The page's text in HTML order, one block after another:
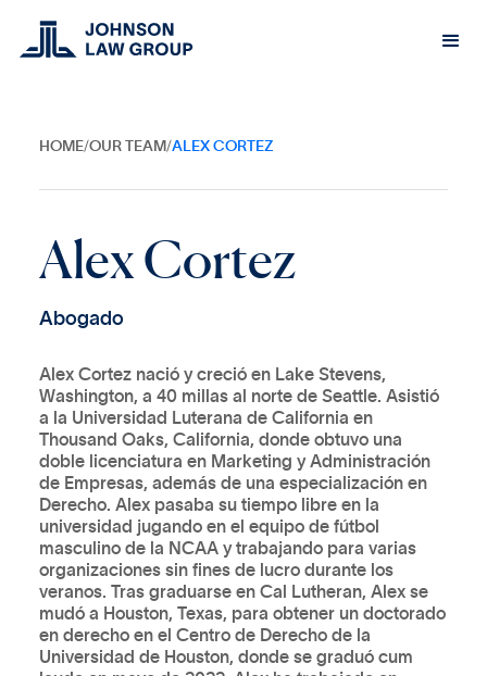
HOME/OUR TEAM /ALEX CORTEZ
AlexCortez
Abogado
Alex Cortez nació y creció en Lake Stevens,
Washington, a 40 millas al norte de Seattle. Asistió
a la Universidad Luterana de California en
Thousand Oaks, California, donde obtuvo una
doble licenciatura en Marketing y Administración
de Empresas, además de una especialización en
Derecho. Alex pasaba su tiempo libre en la
universidad jugando en el equipo de fútbol
masculino de la NCAA y trabajando para varias
organizaciones sin fines de lucro durante los
veranos. Tras graduarse en Cal Lutheran, Alex se
mudó a Houston, Texas, para obtener un doctorado
en derecho en el Centro de Derecho de la
Universidad de Houston, donde se graduó cum